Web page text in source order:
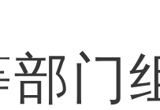
门